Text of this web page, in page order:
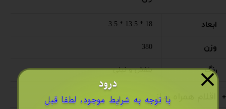
ابعاد 18 * 13.5 * 3.5
وزن 380
رنگ بنفش و نیلی
اقلام همراه ساز
درود
​با توجه به شرایط موجود، لطفا قبل